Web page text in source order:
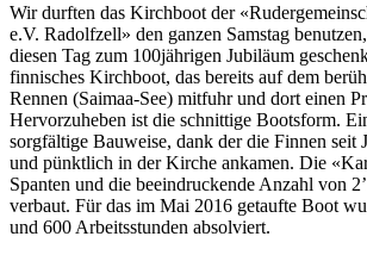
Wir durften das Kirchboot der
e.V. Radolfzell» den ganzen Samstag
diesen Tag zum 100jährigen Jubiläum
finnisches Kirchboot, das bereits auf dem
Rennen (Saimaa-See) mitfuhr und dort einen
Hervorzuheben ist die schnittige Bootsform.
sorgfältige Bauweise, dank der die Finnen seit
und pünktlich in der Kirche ankamen. Die
Spanten und die beeindruckende Anzahl von
verbaut. Für das im Mai 2016 getaufte Boot
und 600 Arbeitsstunden absolviert.